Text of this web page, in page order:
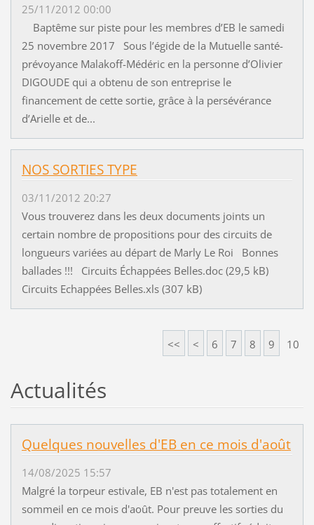
25/11/2012 00:00
Baptême sur piste pour les membres d’EB le samedi
25 novembre 2017 Sous l’égide de la Mutuelle santé-
prévoyance Malakoff-Médéric en la personne d’Olivier
DIGOUDE qui a obtenu de son entreprise le
financement de cette sortie, grâce à la persévérance
d’Arielle et de...
NOS SORTIES TYPE
03/11/2012 20:27
Vous trouverez dans les deux documents joints un
certain nombre de propositions pour des circuits de
longueurs variées au départ de Marly Le Roi Bonnes
ballades !!! Circuits Échappées Belles.doc (29,5 kB)
Circuits Echappées Belles.xls (307 kB)
<< < 6 7 8 9 10
Actualités
Quelques nouvelles d'EB en ce mois d'août
14/08/2025 15:57
Malgré la torpeur estivale, EB n'est pas totalement en
sommeil en ce mois d'août. Pour preuve les sorties du